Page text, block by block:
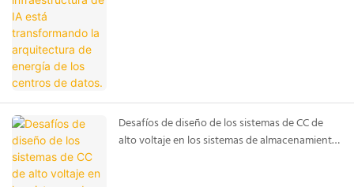
Desafíos de diseño de los sistemas de CC de
alto voltaje en los sistemas de almacenamiento